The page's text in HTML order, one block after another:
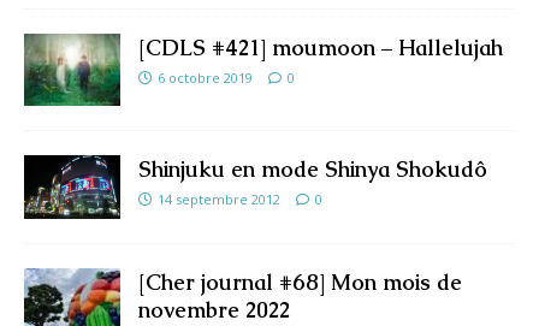
[CDLS #421] moumoon – Hallelujah
6 octobre 2019 0
Shinjuku en mode Shinya Shokudô
14 septembre 2012 0
[Cher journal #68] Mon mois de
novembre 2022